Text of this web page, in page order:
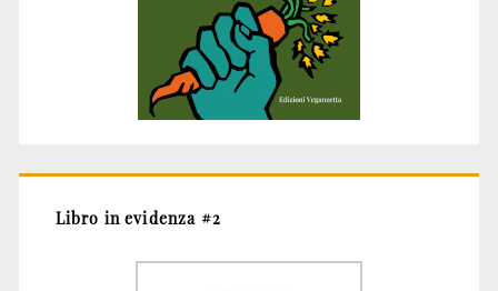
Libro in evidenza #2